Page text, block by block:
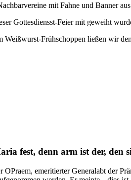
mit Fahne und Banner
Gottesdiensst-Feier mit geweiht
Frühschoppen ließen wir
fest, denn arm ist der, den
emeritierter Generalabt der